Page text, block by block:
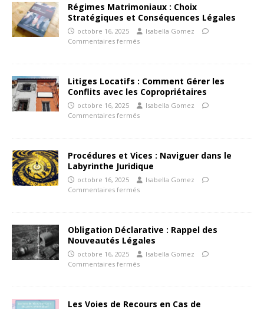
Régimes Matrimoniaux : Choix
Stratégiques et Conséquences Légales
octobre 16, 2025
Isabella Gomez
Commentaires fermés
Litiges Locatifs : Comment Gérer les
Conflits avec les Copropriétaires
octobre 16, 2025
Isabella Gomez
Commentaires fermés
Procédures et Vices : Naviguer dans le
Labyrinthe Juridique
octobre 16, 2025
Isabella Gomez
Commentaires fermés
Obligation Déclarative : Rappel des
Nouveautés Légales
octobre 16, 2025
Isabella Gomez
Commentaires fermés
Les Voies de Recours en Cas de